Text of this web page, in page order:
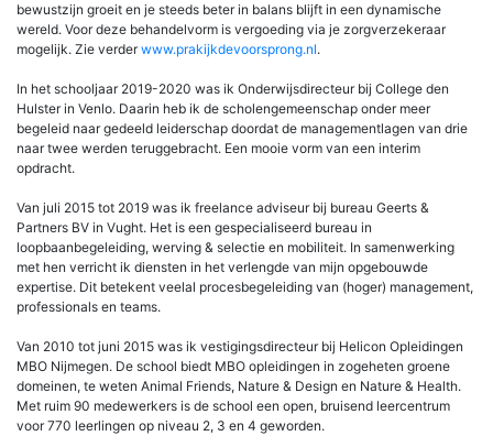
bewustzijn groeit en je steeds beter in balans blijft in een dynamische
wereld. Voor deze behandelvorm is vergoeding via je zorgverzekeraar
mogelijk. Zie verderwww.prakijkdevoorsprong.nl.
In het schooljaar 2019-2020 was ik Onderwijsdirecteur bij College den
Hulster in Venlo. Daarin heb ik de scholengemeenschap onder meer
begeleid naar gedeeld leiderschap doordat de managementlagen van drie
naar twee werden teruggebracht. Een mooie vorm van een interim
opdracht.
Van juli 2015 tot 2019 was ik freelance adviseur bij bureau Geerts &
Partners BV in Vught. Het is een gespecialiseerd bureau in
loopbaanbegeleiding, werving & selectie en mobiliteit. In samenwerking
met hen verricht ik diensten in het verlengde van mijn opgebouwde
expertise. Dit betekent veelal procesbegeleiding van (hoger) management,
professionals en teams.
Van 2010 tot juni 2015 was ik vestigingsdirecteur bij Helicon Opleidingen
MBO Nijmegen. De school biedt MBO opleidingen in zogeheten groene
domeinen, te weten Animal Friends, Nature & Design en Nature & Health.
Met ruim 90 medewerkers is de school een open, bruisend leercentrum
voor 770 leerlingen op niveau 2, 3 en 4 geworden.